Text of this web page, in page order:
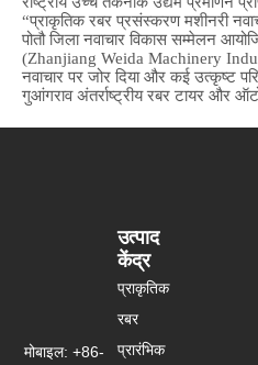
“प्राकृतिक रबर प्रसंस्करण मशीनरी
पोतौ जिला नवाचार विकास सम्मेलन
(Zhanjiang Weida Machinery
नवाचार पर जोर दिया और कई उत्कृष्ट
गुआंगराव अंतर्राष्ट्रीय रबर टायर और ऑटो
उत्पाद
केंद्र
प्राकृतिक
रबर
प्रारंभिक
मोबाइल: +86-